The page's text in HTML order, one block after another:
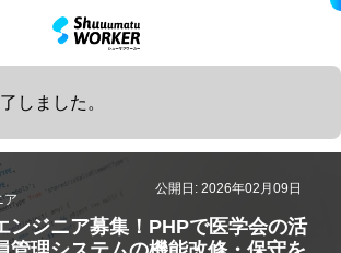
しました。
ア
ンジニア募集！PHPで医学会の活
公開日: 2026年02月09日